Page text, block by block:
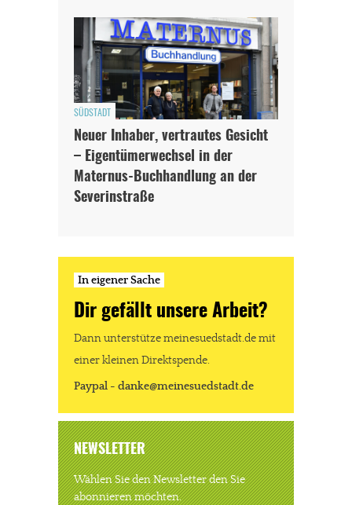
SÜDSTADT
Neuer Inhaber, vertrautes Gesicht
– Eigentümerwechsel in der
Maternus-Buchhandlung an der
Severinstraße
In eigener Sache
Dir gefällt unsere Arbeit?
Dann unterstütze meinesuedstadt.de mit
einer kleinen Direktspende.
Paypal - danke@meinesuedstadt.de
NEWSLETTER
Wählen Sie den Newsletter den Sie
abonnieren möchten.